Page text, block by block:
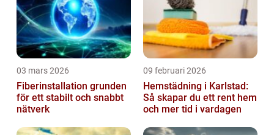
03 mars 2026
Fiberinstallation grunden
för ett stabilt och snabbt
nätverk
09 februari 2026
Hemstädning i Karlstad:
Så skapar du ett rent hem
och mer tid i vardagen